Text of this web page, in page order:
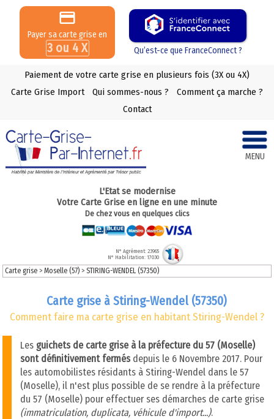
Payer sa carte grise en
3 ou 4 X Qu’est-ce que FranceConnect ?
Paiement de votre carte grise en plusieurs fois (3X ou 4X)
Carte Grise Import
Qui sommes-nous ?
Comment ça marche ?
Contact
MENU
L'Etat se modernise
Votre Carte Grise en ligne en une minute
De chez vous en quelques clics
N° Agrément: 23965
N° Habilitation: 17030
Carte grise >Moselle (57)>STIRING-WENDEL (57350)
Carte grise à Stiring-Wendel (57350)
Comment faire ma carte grise en habitant Stiring-Wendel ?
Les guichets de carte grise à la préfecture du 57 (Moselle)
sont définitivement fermésdepuis le 6 Novembre 2017. Pour
les automobilistes résidants à Stiring-Wendel dans le 57
(Moselle), il n'est plus possible de se rendre à la préfecture
du 57 (Moselle) pour effectuer ses démarches de carte grise
(immatriculation, duplicata, véhicule d'import...).